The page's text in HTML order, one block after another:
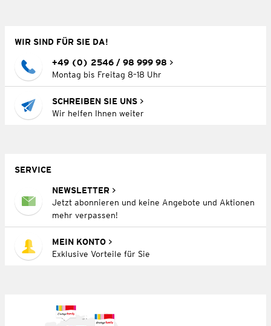
WIR SIND FÜR SIE DA!
+49 (0) 2546 / 98 999 98
Montag bis Freitag 8–18 Uhr
SCHREIBEN SIE UNS
Wir helfen Ihnen weiter
SERVICE
NEWSLETTER
Jetzt abonnieren und keine Angebote und Aktionen
mehr verpassen!
MEIN KONTO
Exklusive Vorteile für Sie